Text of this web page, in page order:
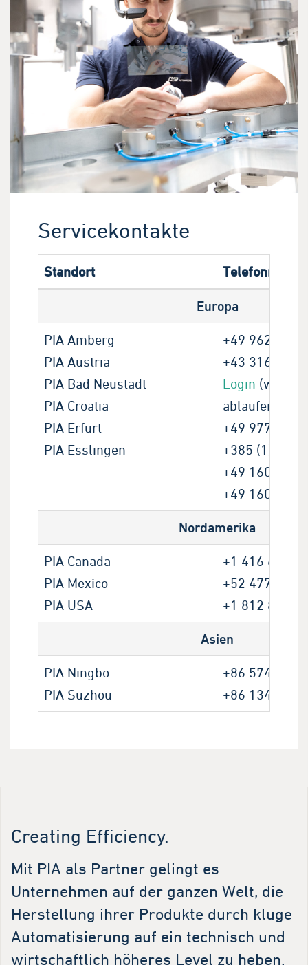
Servicekontakte
Standort
Europa
PIA Amberg
PIA Austria
PIA Bad Neustadt
PIA Croatia
PIA Erfurt
PIA Esslingen
+49 9621
+43 316
Login (wird
ablaufen) |
+49 9771
+385 (1) 234
+49 160 536
+49 160 654
Nordamerika
PIA Canada
PIA Mexico
PIA USA
+1 416 665
+52 477 167
+1 812 893
Asien
PIA Ningbo
PIA Suzhou
+86 574
+86 134
Creating Efficiency.
Mit PIA als Partner gelingt es
Unternehmen auf der ganzen Welt, die
Herstellung ihrer Produkte durch kluge
Automatisierung auf ein technisch und
wirtschaftlich höheres Level zu heben.